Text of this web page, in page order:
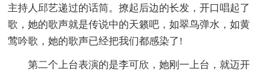
主持人邱艺递过的话筒。撩起后边的长发，开口唱起了
歌，她的歌声就是传说中的天籁吧，如翠鸟弹水，如黄
莺吟歌，她的歌声已经把我们都感染了!
第二个上台表演的是李可欣，她刚一上台，就迈开